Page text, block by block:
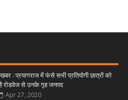
: प्रयागराज में फंसे सभी प्रतियोगी छात्रों को
रोडवेज से उनके गृह जनपद
Apr 27, 2020